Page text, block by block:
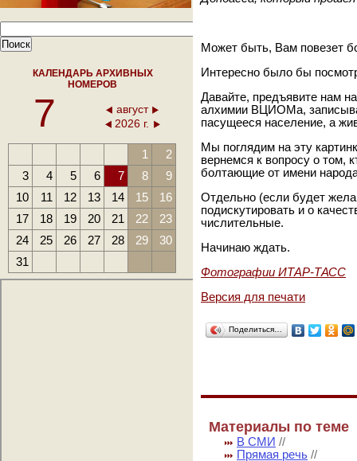
КАЛЕНДАРЬ АРХИВНЫХ
НОМЕРОВ
7
август
2026 г.
1
2
3
4 5 6 7 8
9
10
11 12 13 14 15
16
17
18 19 20 21 22
23
24
25 26 27 28 29
30
31
Может быть, Вам повезет
Интересно было бы
Давайте, предъявите нам
алхимии ВЦИОМа,
пасущееся население, а
Мы поглядим на эту
вернемся к вопросу о том,
болтающие от имени
Отдельно (если будет
подискутировать и о
числительные.
Начинаю ждать.
Фотографии ИТАР-ТАСС
Версия для печати
Поделиться…
Материалы по теме
В СМИ //
Прямая речь //